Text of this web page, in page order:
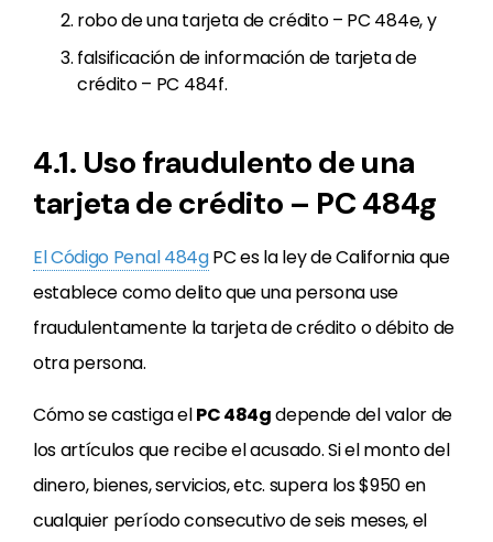
robo de una tarjeta de crédito – PC 484e, y
falsificación de información de tarjeta de
crédito – PC 484f.
4.1. Uso fraudulento de una
tarjeta de crédito – PC 484g
El Código Penal 484gPC es la ley de California que
establece como delito que una persona use
fraudulentamente la tarjeta de crédito o débito de
otra persona.
Cómo se castiga elPC 484gdepende del valor de
los artículos que recibe el acusado. Si el monto del
dinero, bienes, servicios, etc. supera los $950 en
cualquier período consecutivo de seis meses, el